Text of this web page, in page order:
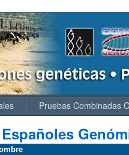
Pruebas Combinadas